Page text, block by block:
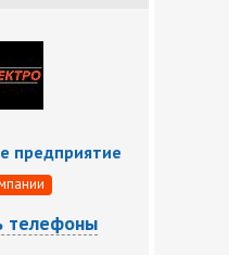
предприятие
телефоны